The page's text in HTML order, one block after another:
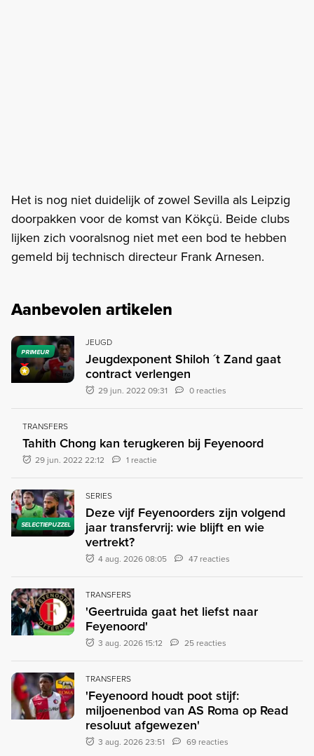
Het is nog niet duidelijk of zowel Sevilla als Leipzig
doorpakken voor de komst van Kökçü. Beide clubs
lijken zich vooralsnog niet met een bod te hebben
gemeld bij technisch directeur Frank Arnesen.
Aanbevolen artikelen
PRIMEUR
JEUGD
Jeugdexponent Shiloh ´t Zand gaat
contract verlengen
29 jun. 2022 09:31 0 reacties
TRANSFERS
Tahith Chong kan terugkeren bij Feyenoord
29 jun. 2022 22:12 1 reactie
SELECTIEPUZZEL
SERIES
Deze vijf Feyenoorders zijn volgend
jaar transfervrij: wie blijft en wie
vertrekt?
4 aug. 2026 08:05 47 reacties
TRANSFERS
'Geertruida gaat het liefst naar
Feyenoord'
3 aug. 2026 15:12 25 reacties
TRANSFERS
'Feyenoord houdt poot stijf:
miljoenenbod van AS Roma op Read
resoluut afgewezen'
3 aug. 2026 23:51 69 reacties